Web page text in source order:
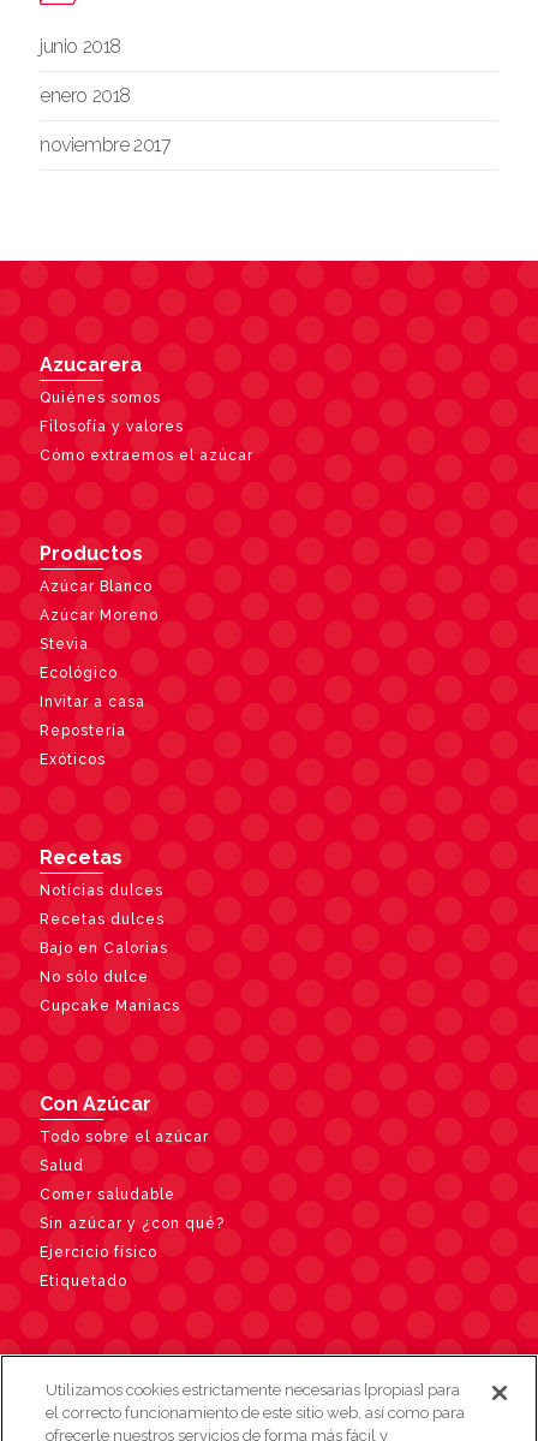
junio 2018
enero 2018
noviembre 2017
Azucarera
Quiénes somos
Filosofía y valores
Cómo extraemos el azúcar
Productos
Azúcar Blanco
Azúcar Moreno
Stevia
Ecológico
Invitar a casa
Repostería
Exóticos
Recetas
Notícias dulces
Recetas dulces
Bajo en Calorias
No sólo dulce
Cupcake Maniacs
Con Azúcar
Todo sobre el azúcar
Salud
Comer saludable
Sin azúcar y ¿con qué?
Ejercicio físico
Etiquetado
Contacto
Utilizamos cookies estrictamente necesarias [propias] para
el correcto funcionamiento de este sitio web, así como para
ofrecerle nuestros servicios de forma más fácil y